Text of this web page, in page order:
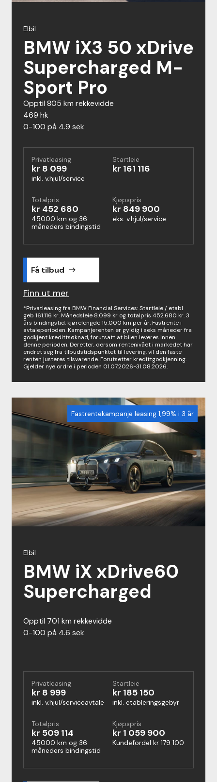
Elbil
BMW iX3 50 xDrive
Supercharged M-
Sport Pro
opptil 805 km rekkevidde
469 hk
0-100 på 4.9 sek
Privatleasing
kr 8 099
inkl. v.hjul/service
Startleie
kr 161 116
Totalpris
kr 452 680
45000 km og 36
måneders bindingstid
Kjøpspris
kr 849 900
eks. v.hjul/service
Få tilbud east
Finn ut mer
*Privatleasing fra BMW Financial Services: Startleie / etabl
geb 161.116 kr. Månedsleie 8.099 kr og totalpris 452.680 kr. 3
års bindingstid, kjørelengde 15.000 km per år. Fastrente i
avtaleperioden. Kampanjerenten er gyldig i seks måneder fra
godkjent kredittsøknad, forutsatt at bilen leveres innen
denne perioden. Deretter, dersom rentenivået i markedet har
endret seg fra tilbudstidspunktet til levering, vil den faste
renten justeres tilsvarende. Forutsetter kredittgodkjenning.
Gjelder nye ordre i perioden 01.07.2026-31.08.2026.
Fastrentekampanje leasing 1,99% i 3 år
Elbil
BMW iX xDrive60
Supercharged
opptil 701 km rekkevidde
0-100 på 4.6 sek
Privatleasing
kr 8 999
inkl. v.hjul/serviceavtale
Startleie
kr 185 150
inkl. etableringsgebyr
Totalpris
kr 509 114
45000 km og 36
måneders bindingstid
Kjøpspris
kr 1 059 900
Kundefordel kr 179 100